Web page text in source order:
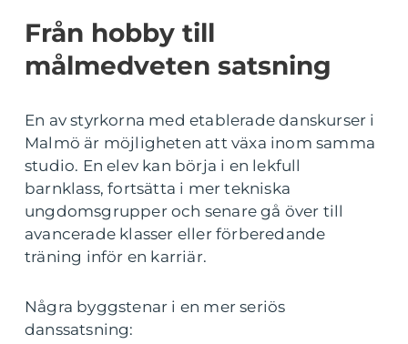
Från hobby till
målmedveten satsning
En av styrkorna med etablerade danskurser i
Malmö är möjligheten att växa inom samma
studio. En elev kan börja i en lekfull
barnklass, fortsätta i mer tekniska
ungdomsgrupper och senare gå över till
avancerade klasser eller förberedande
träning inför en karriär.
Några byggstenar i en mer seriös
danssatsning: